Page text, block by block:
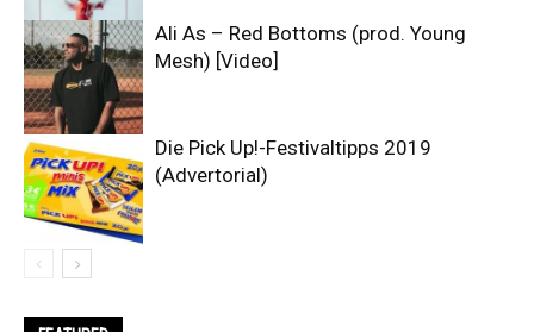
Ali As – Red Bottoms (prod. Young
Mesh) [Video]
Die Pick Up!-Festivaltipps 2019
(Advertorial)